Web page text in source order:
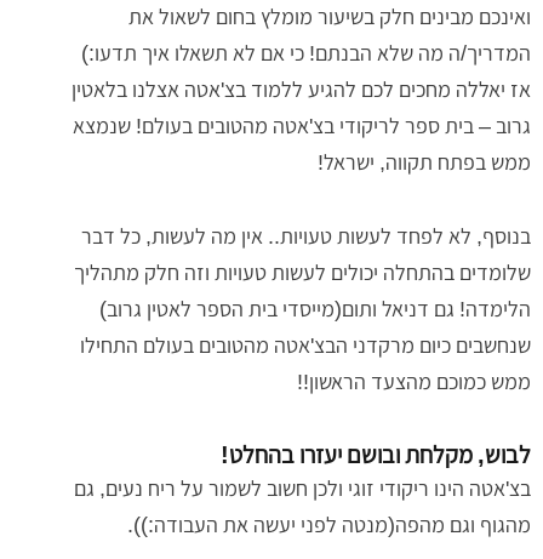
ואינכם מבינים חלק בשיעור מומלץ בחום לשאול את
המדריך/ה מה שלא הבנתם! כי אם לא תשאלו איך תדעו:)
אז יאללה מחכים לכם להגיע ללמוד בצ'אטה אצלנו בלאטין
גרוב – בית ספר לריקודי בצ'אטה מהטובים בעולם! שנמצא
ממש בפתח תקווה, ישראל!
בנוסף, לא לפחד לעשות טעויות.. אין מה לעשות, כל דבר
שלומדים בהתחלה יכולים לעשות טעויות וזה חלק מתהליך
הלימדה! גם דניאל ותום(מייסדי בית הספר לאטין גרוב)
שנחשבים כיום מרקדני הבצ'אטה מהטובים בעולם התחילו
ממש כמוכם מהצעד הראשון!!
לבוש, מקלחת ובושם יעזרו בהחלט!
בצ'אטה הינו ריקודי זוגי ולכן חשוב לשמור על ריח נעים, גם
מהגוף וגם מהפה(מנטה לפני יעשה את העבודה:)).